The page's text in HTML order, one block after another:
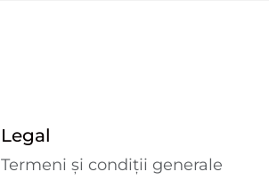
Legal
Termeni și condiții generale